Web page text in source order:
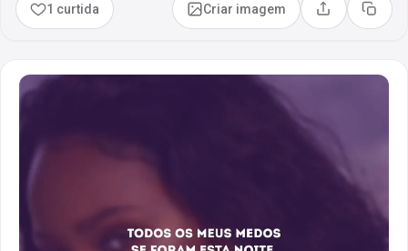
1 curtida Criar imagem Compartilhar
Copiar